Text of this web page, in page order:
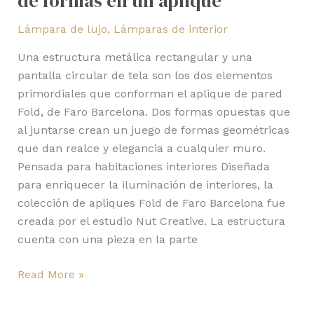
Lámpara de lujo, Lámparas de interior
Una estructura metálica rectangular y una
pantalla circular de tela son los dos elementos
primordiales que conforman el aplique de pared
Fold, de Faro Barcelona. Dos formas opuestas que
al juntarse crean un juego de formas geométricas
que dan realce y elegancia a cualquier muro.
Pensada para habitaciones interiores Diseñada
para enriquecer la iluminación de interiores, la
colección de apliques Fold de Faro Barcelona fue
creada por el estudio Nut Creative. La estructura
cuenta con una pieza en la parte
Read More »